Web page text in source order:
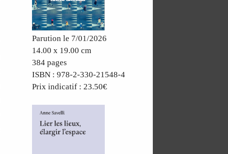
Parution le 7/01/2026
14.00 x 19.00 cm
384 pages
ISBN : 978-2-330-21548-4
Prix indicatif : 23.50€